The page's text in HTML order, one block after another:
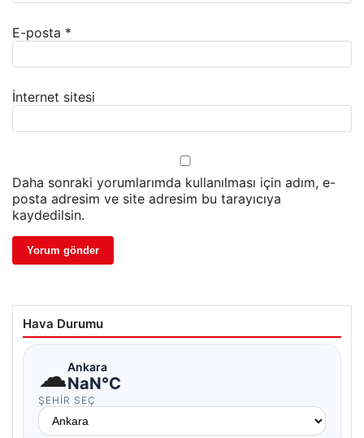
E-posta *
İnternet sitesi
Daha sonraki yorumlarımda kullanılması için adım, e-
posta adresim ve site adresim bu tarayıcıya
kaydedilsin.
Hava Durumu
☁Ankara
NaN°C
ŞEHIR SEÇ